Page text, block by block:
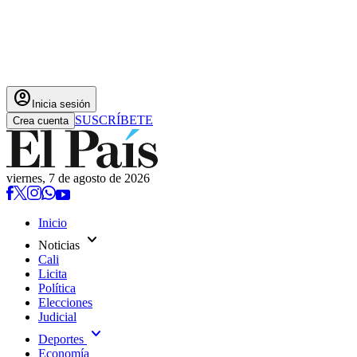
account_circle Inicia sesión
Crea cuenta SUSCRÍBETE
viernes, 7 de agosto de 2026
Inicio
Noticias expand_more
Cali
Licita
Política
Elecciones
Judicial
Deportes expand_more
Economía